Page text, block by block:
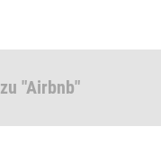
"Airbnb"